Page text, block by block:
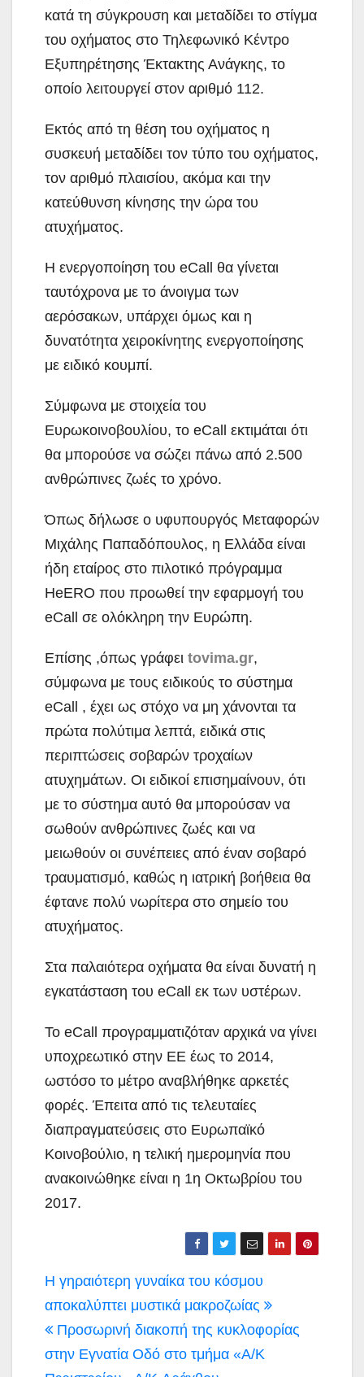
κατά τη σύγκρουση και μεταδίδει το στίγμα
του οχήματος στο Τηλεφωνικό Κέντρο
Εξυπηρέτησης Έκτακτης Ανάγκης, το
οποίο λειτουργεί στον αριθμό 112.
Εκτός από τη θέση του οχήματος η
συσκευή μεταδίδει τον τύπο του οχήματος,
τον αριθμό πλαισίου, ακόμα και την
κατεύθυνση κίνησης την ώρα του
ατυχήματος.
Η ενεργοποίηση του eCall θα γίνεται
ταυτόχρονα με το άνοιγμα των
αερόσακων, υπάρχει όμως και η
δυνατότητα χειροκίνητης ενεργοποίησης
με ειδικό κουμπί.
Σύμφωνα με στοιχεία του
Ευρωκοινοβουλίου, το eCall εκτιμάται ότι
θα μπορούσε να σώζει πάνω από 2.500
ανθρώπινες ζωές το χρόνο.
Όπως δήλωσε ο υφυπουργός Μεταφορών
Μιχάλης Παπαδόπουλος, η Ελλάδα είναι
ήδη εταίρος στο πιλοτικό πρόγραμμα
HeERO που προωθεί την εφαρμογή του
eCall σε ολόκληρη την Ευρώπη.
Επίσης ,όπως γράφει tovima.gr,
σύμφωνα με τους ειδικούς το σύστημα
eCall , έχει ως στόχο να μη χάνονται τα
πρώτα πολύτιμα λεπτά, ειδικά στις
περιπτώσεις σοβαρών τροχαίων
ατυχημάτων. Οι ειδικοί επισημαίνουν, ότι
με το σύστημα αυτό θα μπορούσαν να
σωθούν ανθρώπινες ζωές και να
μειωθούν οι συνέπειες από έναν σοβαρό
τραυματισμό, καθώς η ιατρική βοήθεια θα
έφτανε πολύ νωρίτερα στο σημείο του
ατυχήματος.
Στα παλαιότερα οχήματα θα είναι δυνατή η
εγκατάσταση του eCall εκ των υστέρων.
Το eCall προγραμματιζόταν αρχικά να γίνει
υποχρεωτικό στην ΕΕ έως το 2014,
ωστόσο το μέτρο αναβλήθηκε αρκετές
φορές. Έπειτα από τις τελευταίες
διαπραγματεύσεις στο Ευρωπαϊκό
Κοινοβούλιο, η τελική ημερομηνία που
ανακοινώθηκε είναι η 1η Οκτωβρίου του
2017.
Πλοήγηση
άρθρων
Η γηραιότερη γυναίκα του κόσμου
αποκαλύπτει μυστικά μακροζωίας
Προσωρινή διακοπή της κυκλοφορίας
στην Εγνατία Οδό στο τμήμα «Α/Κ